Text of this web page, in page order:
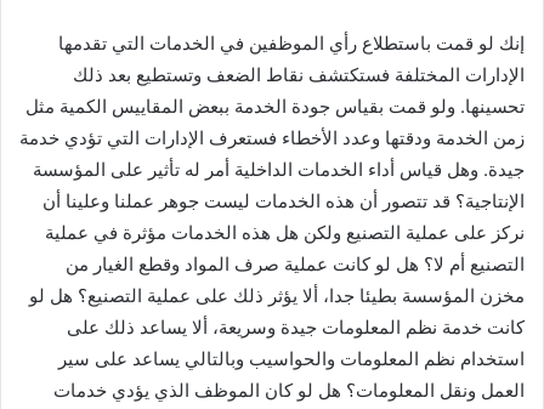
إنك لو قمت باستطلاع رأي الموظفين في الخدمات التي تقدمها
الإدارات المختلفة فستكتشف نقاط الضعف وتستطيع بعد ذلك
تحسينها. ولو قمت بقياس جودة الخدمة ببعض المقاييس الكمية مثل
زمن الخدمة ودقتها وعدد الأخطاء فستعرف الإدارات التي تؤدي خدمة
جيدة. وهل قياس أداء الخدمات الداخلية أمر له تأثير على المؤسسة
الإنتاجية؟ قد تتصور أن هذه الخدمات ليست جوهر عملنا وعلينا أن
نركز على عملية التصنيع ولكن هل هذه الخدمات مؤثرة في عملية
التصنيع أم لا؟ هل لو كانت عملية صرف المواد وقطع الغيار من
مخزن المؤسسة بطيئا جدا، ألا يؤثر ذلك على عملية التصنيع؟ هل لو
كانت خدمة نظم المعلومات جيدة وسريعة، ألا يساعد ذلك على
استخدام نظم المعلومات والحواسيب وبالتالي يساعد على سير
العمل ونقل المعلومات؟ هل لو كان الموظف الذي يؤدي خدمات